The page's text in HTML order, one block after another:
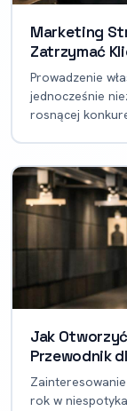
Marketing
Zatrzymać
Prowadzenie
jednocześnie
rosnącej
Jak
Przewodnik
rok w